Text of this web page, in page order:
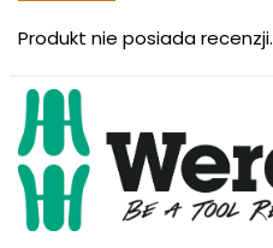
Produkt nie posiada recenzji.